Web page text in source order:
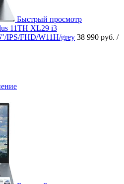
Быстрый просмотр
11TH XL29 i3
IPS/FHD/W11H/grey 38 990 руб. /